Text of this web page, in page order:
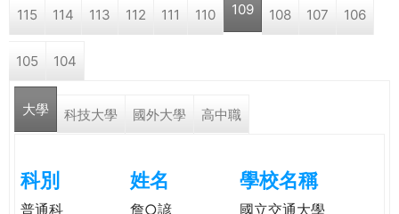
學a
r
e
e
115 114 113 112 111 110 109 108 107 106
105 104
大學 科技大學 國外大學 高中職
科別 姓名 學校名稱
普通科 詹○諺
國立交通大學